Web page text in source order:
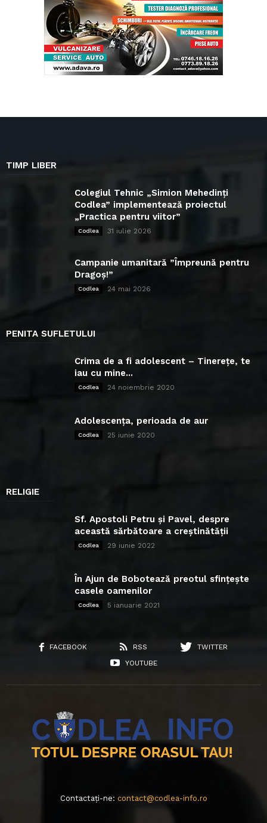
TIMP LIBER
Colegiul Tehnic „Simion Mehedinți
Codlea” implementează proiectul
„Practica pentru viitor”
Codlea 31 iulie 2026
Campanie umanitară ”Împreună pentru
Dragoș!”
Codlea 24 mai 2026
PENITA SUFLETULUI
Crima de a fi adolescent – Tinerețe, te
iau cu mine...
Codlea 24 noiembrie 2020
Adolescența, perioada de aur
Codlea 25 iunie 2020
RELIGIE
Sf. Apostoli Petru și Pavel, despre
această sărbătoare a creștinătății
Codlea 29 iunie 2022
În Ajun de Bobotează preotul sfințește
casele oamenilor
Codlea 5 ianuarie 2021
FACEBOOK RSS
TWITTER
YOUTUBE
Contactați-ne: contact@codlea-info.ro